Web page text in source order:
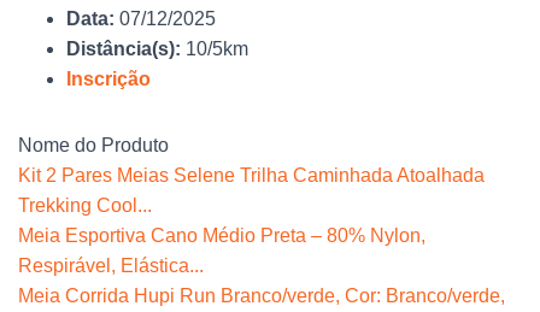
Data: 07/12/2025
Distância(s): 10/5km
Inscrição
Nome do Produto
Kit 2 Pares Meias Selene Trilha Caminhada Atoalhada
Trekking Cool...
Meia Esportiva Cano Médio Preta – 80% Nylon,
Respirável, Elástica...
Meia Corrida Hupi Run Branco/verde, Cor: Branco/verde,